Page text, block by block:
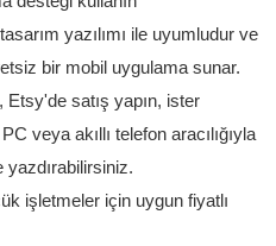
yazılımı ile uyumludur ve
bir mobil uygulama sunar.
Etsy'de satış yapın, ister
veya akıllı telefon aracılığıyla